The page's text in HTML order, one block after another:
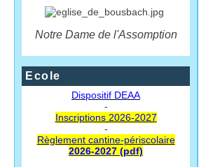
Notre Dame de l'Assomption
Ecole
Dispositif DEAA
-
Inscriptions 2026-2027
-
Règlement cantine-périscolaire
2026-2027 (pdf)